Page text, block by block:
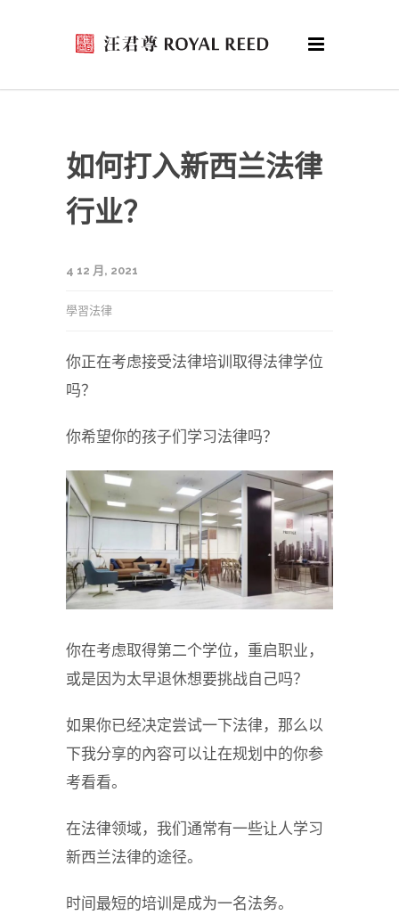
如何打入新西兰法律
行业？
4 12 月, 2021
學習法律
你正在考虑接受法律培训取得法律学位
吗？
你希望你的孩子们学习法律吗？
你在考虑取得第二个学位，重启职业，
或是因为太早退休想要挑战自己吗？
如果你已经决定尝试一下法律，那么以
下我分享的內容可以让在规划中的你参
考看看。
在法律领域，我们通常有一些让人学习
新西兰法律的途径。
时间最短的培训是成为一名法务。